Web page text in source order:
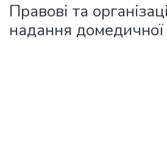
Правові та
надання